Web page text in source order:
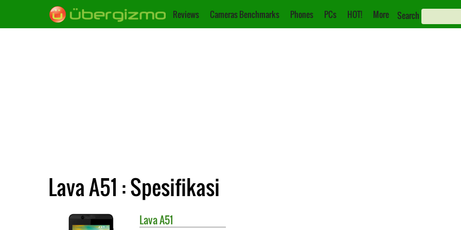
Reviews Cameras Benchmarks Phones PCs HOT! More Search
Lava A51 : Spesifikasi
LavaA51